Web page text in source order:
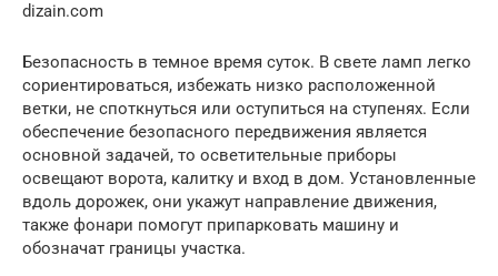
dizain.com
Безопасность в темное время суток. В свете ламп легко
сориентироваться, избежать низко расположенной
ветки, не споткнуться или оступиться на ступенях. Если
обеспечение безопасного передвижения является
основной задачей, то осветительные приборы
освещают ворота, калитку и вход в дом. Установленные
вдоль дорожек, они укажут направление движения,
также фонари помогут припарковать машину и
обозначат границы участка.